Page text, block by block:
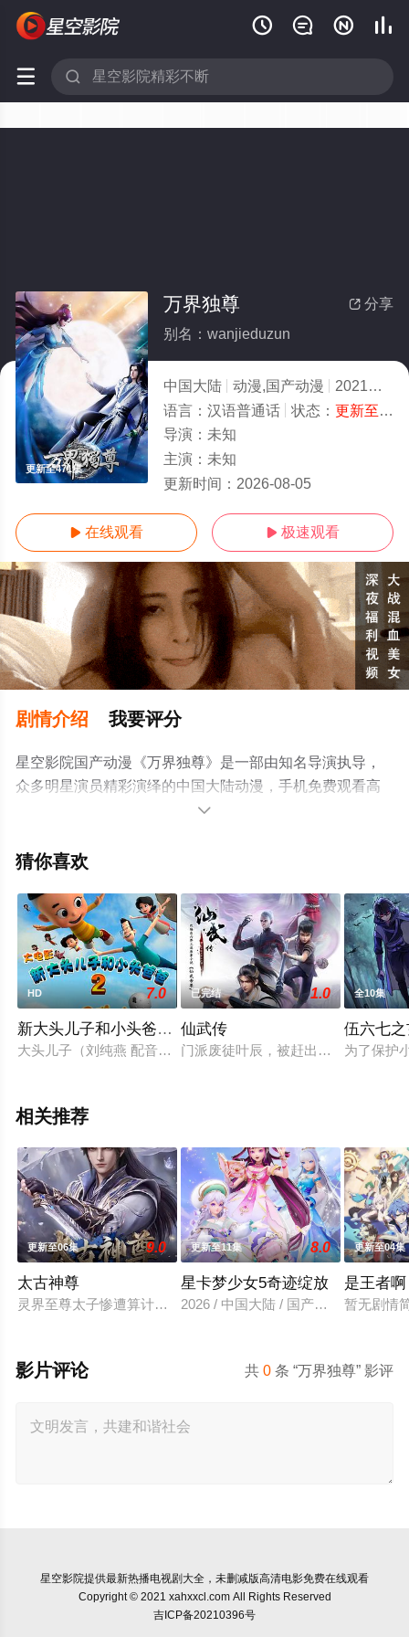
   
 
更新至471集
 分享
万界独尊
别名：wanjieduzun
中国大陆 动漫,国产动漫 2021
7.0
语言： 汉语普通话 状态： 更新至471集
导演： 未知
主演： 未知
更新时间： 2026-08-05
 在线观看  极速观看
剧情介绍 我要评分
星空影院国产动漫《万界独尊》是一部由知名导演执导，
众多明星演员精彩演绎的中国大陆动漫，手机免费观看高
清无删减完整版动漫全集就上星空电影网，更多相关信息

猜你喜欢
HD 7.0
新大头儿子和小头爸爸2一日成才2016
大头儿子（刘纯燕 配音）尽管聪明懂事，却到底只是个孩子，
已完结 1.0
仙武传
门派废徒叶辰，被赶出宗门，无以为
全10集
伍六七
为了保护
相关推荐
更新至06集 9.0
太古神尊
灵界至尊太子惨遭算计身死，重生跌落凡尘沦为底层杂役！身
更新至11集 8.0
星卡梦少女5奇迹绽放
2026 / 中国大陆 / 国产动漫
更新至04集
是王者
暂无剧情
共0 条 “万界独尊” 影评
影片评论
星空影院提供最新热播电视剧大全，未删减版高清电影免费在线观看
Copyright © 2021 xahxxcl.com All Rights Reserved
吉ICP备20210396号